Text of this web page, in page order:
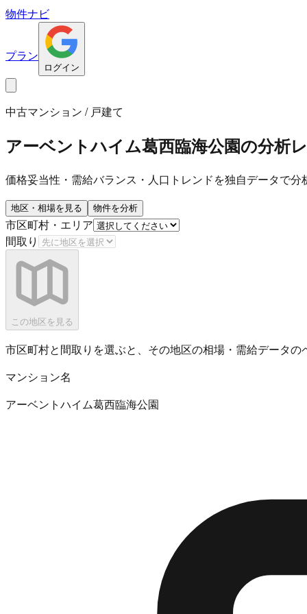
物件ナビ
プラン
ログイン
中古マンション / 戸建て
アーベントハイム葛西臨海公園の分析
価格妥当性・需給バランス・人口トレンドを独自データで分
地区・相場を見る 物件を分析
市区町村・エリア
間取り
この地区を見る
市区町村と間取りを選ぶと、その地区の相場・需給データの
マンション名
アーベントハイム葛西臨海公園